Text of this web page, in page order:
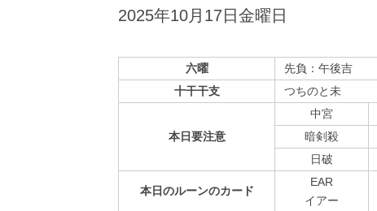
2025年10月17日金曜日
六曜
先負：午後吉
十干干支
つちのと未
本日要注意
中宮
暗剣殺
⽇破
本日のルーンのカード
EAR
イアー